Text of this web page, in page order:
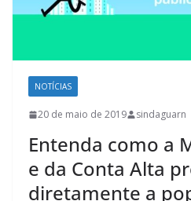
NOTÍCIAS
20 de maio de 2019 sindaguarn
Entenda como a
e da Conta Alta
diretamente a